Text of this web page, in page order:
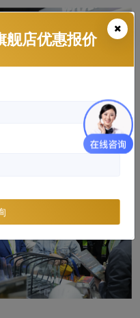
舰店优惠报价